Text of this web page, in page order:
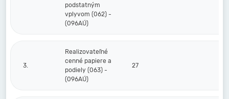
podstatným
vplyvom (062) -
(096AÚ)
3.
Realizovateľné
cenné papiere a
podiely (063) -
(096AÚ)
27